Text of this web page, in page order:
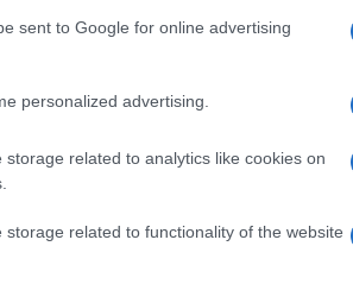
sent to Google for online advertising
personalized advertising.
related to analytics like cookies on
related to functionality of the website
η οποία μπορεί να
Βόρειας...